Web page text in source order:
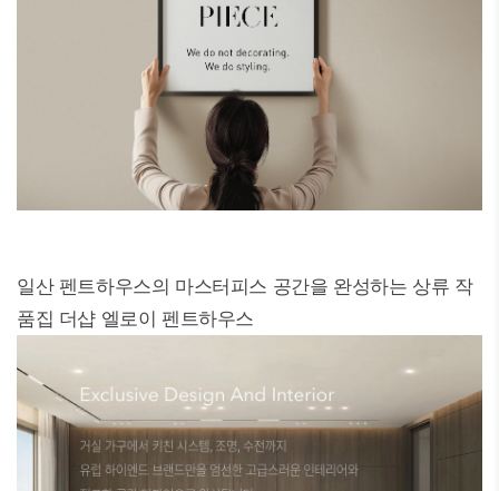
일산 펜트하우스의 마스터피스 공간을 완성하는 상류 작
품집 더샵 엘로이 펜트하우스